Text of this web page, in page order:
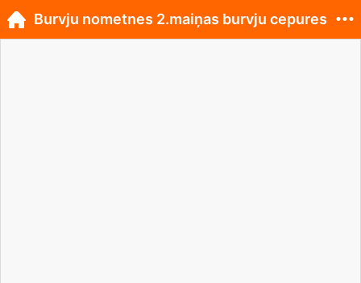
Burvju nometnes 2.maiņas burvju cepures